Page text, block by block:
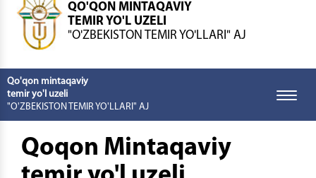
QO'QON MINTAQAVIY
TEMIR YO'L UZELI
"O'ZBEKISTON TEMIR YO'LLARI" AJ
Qo'qon mintaqaviy
temir yo'l uzeli
"O'ZBEKISTON TEMIR YO'LLARI" AJ
Toggle
Qoqon Mintaqaviy